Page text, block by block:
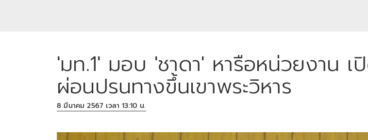
'มท.1' มอบ 'ชาดา' หารือหน่วยงาน เ
ผ่อนปรนทางขึ้นเขาพระวิหาร
8 มีนาคม 2567 เวลา 13:10 น.